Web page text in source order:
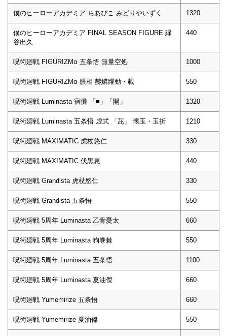
僕のヒーローアカデミア ちあぴこ みどりやいずく 1320
僕のヒーローアカデミア FINAL SEASON FIGURE 緑
谷出久
440
呪術廻戦 FIGURIZMα 五条悟 無量空処 1000
呪術廻戦 FIGURIZMα 脹相 赫鱗躍動・載 550
呪術廻戦 Luminasta 宿儺 「■」「開」 1320
呪術廻戦 Luminasta 五条悟 虚式 「茈」 懐玉・玉折 1210
呪術廻戦 MAXIMATIC 虎杖悠仁 330
呪術廻戦 MAXIMATIC 伏黒恵 440
呪術廻戦 Grandista 虎杖悠仁 330
呪術廻戦 Grandista 五条悟 550
呪術廻戦 5周年 Luminasta 乙骨憂太 660
呪術廻戦 5周年 Luminasta 狗巻棘 550
呪術廻戦 5周年 Luminasta 五条悟 1100
呪術廻戦 5周年 Luminasta 夏油傑 660
呪術廻戦 Yumemirize 五条悟 660
呪術廻戦 Yumemirize 夏油傑 550